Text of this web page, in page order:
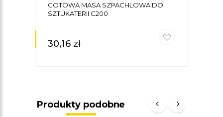
GOTOWA MASA SZPACHLOWA DO
SZTUKATERII C200
30,16 zł
Produkty podobne